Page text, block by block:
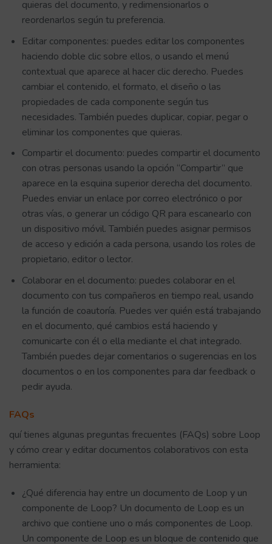
quieras del documento, y redimensionarlos o
reordenarlos según tu preferencia.
Editar componentes: puedes editar los componentes
haciendo doble clic sobre ellos, o usando el menú
contextual que aparece al hacer clic derecho. Puedes
cambiar el contenido, el formato, el diseño o las
propiedades de cada componente según tus
necesidades. También puedes duplicar, copiar, pegar o
eliminar los componentes que quieras.
Compartir el documento: puedes compartir el documento
con otras personas usando la opción “Compartir” que
aparece en la esquina superior derecha del documento.
Puedes enviar un enlace por correo electrónico o por
otras vías, o generar un código QR para escanearlo con
un dispositivo móvil. También puedes asignar permisos
de acceso y edición a cada persona, usando los roles de
propietario, editor o lector.
Colaborar en el documento: puedes colaborar en el
documento con tus compañeros en tiempo real, usando
la función de coautoría. Puedes ver quién está trabajando
en el documento, qué cambios está haciendo y
comunicarte con él o ella mediante el chat integrado.
También puedes dejar comentarios o sugerencias en los
documentos o en los componentes para dar feedback o
pedir ayuda.
FAQs
quí tienes algunas preguntas frecuentes (FAQs) sobre Loop
y cómo crear y editar documentos colaborativos con esta
herramienta:
¿Qué diferencia hay entre un documento de Loop y un
componente de Loop? Un documento de Loop es un
archivo que contiene uno o más componentes de Loop.
Un componente de Loop es un bloque de contenido que